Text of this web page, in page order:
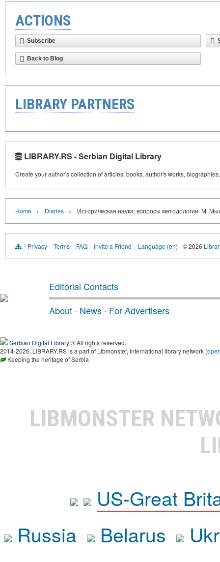
ACTIONS
Subscribe
Back to Blog
LIBRARY PARTNERS
LIBRARY.RS - Serbian Digital Library
Create your author's collection of articles, books, author's works,
Home › Diaries › Историческая наука: вопросы методологии. М.
Privacy Terms FAQ Invite a Friend Language (en) © 2026
Editorial Contacts
About · News · For Advertisers
Serbian Digital Library® All rights reserved.
2014-2026, LIBRARY.RS is a part of Libmonster, international library network (
Keeping the heritage of Serbia
LIBMONSTER
US-Great
Russia
Belarus